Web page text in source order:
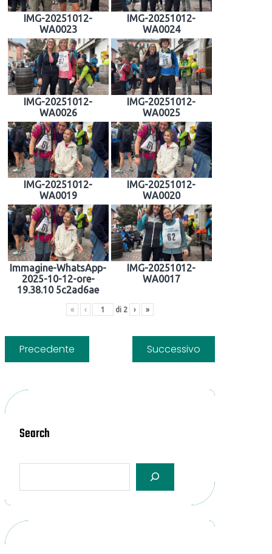
IMG-20251012-
WA0023
IMG-20251012-
WA0024
IMG-20251012-
WA0026
IMG-20251012-
WA0025
IMG-20251012-
WA0019
IMG-20251012-
WA0020
Immagine-WhatsApp-
2025-10-12-ore-
19.38.10 5c2ad6ae
IMG-20251012-
WA0017
« ‹ di 2 › »
Precedente Successivo
Search